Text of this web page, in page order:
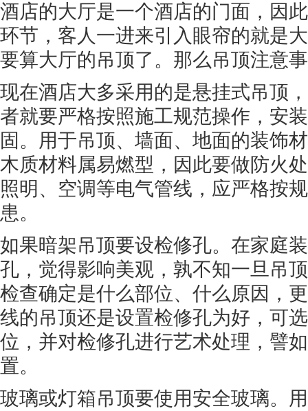
酒店的大厅是一个酒店的门面，因
环节，客人一进来引入眼帘的就是
要算大厅的吊顶了。那么吊顶注意
现在酒店大多采用的是悬挂式吊顶
者就要严格按照施工规范操作，安
固。用于吊顶、墙面、地面的装饰
木质材料属易燃型，因此要做防火
照明、空调等电气管线，应严格按
患。
如果暗架吊顶要设检修孔。在家庭
孔，觉得影响美观，孰不知一旦吊
检查确定是什么部位、什么原因，
线的吊顶还是设置检修孔为好，可
位，并对检修孔进行艺术处理，譬
置。
玻璃或灯箱吊顶要使用安全玻璃。